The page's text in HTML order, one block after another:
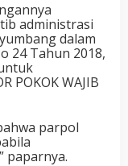
administrasi
dalam
24 Tahun 2018,
POKOK WAJIB
parpol
paparnya.